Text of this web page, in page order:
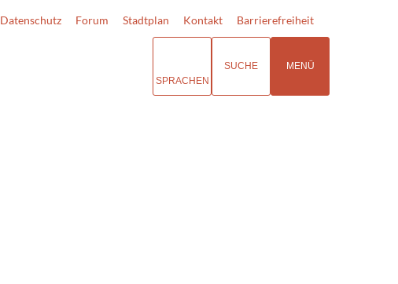
Datenschutz Forum Stadtplan Kontakt Barrierefreiheit
SPRACHEN
SUCHE MENÜ